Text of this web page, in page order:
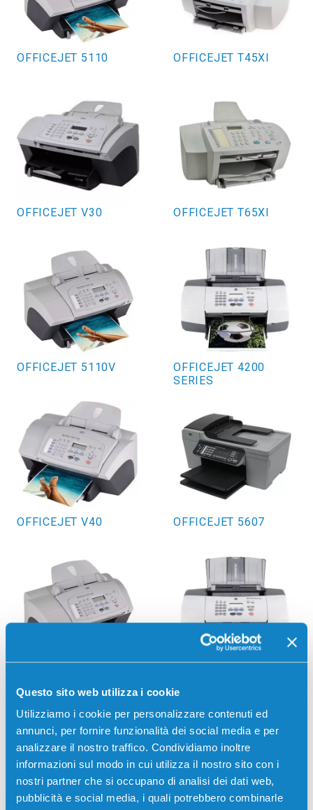
Questo sito web utilizza i cookie
Utilizziamo i cookie per personalizzare contenuti ed
annunci, per fornire funzionalità dei social media e per
analizzare il nostro traffico. Condividiamo inoltre
informazioni sul modo in cui utilizza il nostro sito con i
nostri partner che si occupano di analisi dei dati web,
pubblicità e social media, i quali potrebbero combinarle
OFFICEJET 5110
OFFICEJET V30
OFFICEJET 5110V
OFFICEJET V40
OFFICEJET T45XI
OFFICEJET T65XI
OFFICEJET 4200
SERIES
OFFICEJET 5607